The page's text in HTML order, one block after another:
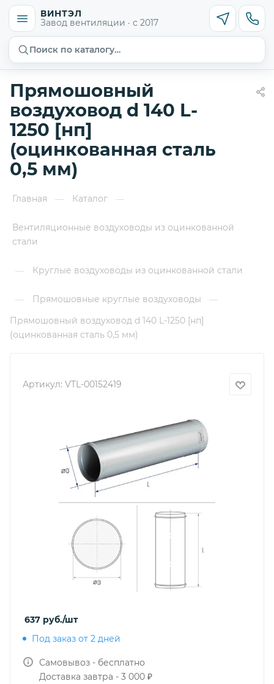
ВИНТЭЛ
Завод вентиляции · с 2017
Поиск по каталогу…
Прямошовный
воздуховод d 140 L-
1250 [нп]
(оцинкованная сталь
0,5 мм)
Главная — Каталог —
Вентиляционные воздуховоды из оцинкованной
стали
— Круглые воздуховоды из оцинкованной стали
— Прямошовные круглые воздуховоды
—
Прямошовный воздуховод d 140 L-1250 [нп]
(оцинкованная сталь 0,5 мм)
Артикул: VTL-00152419
637 руб./шт
Под заказ от 2 дней
Самовывоз - бесплатно
Доставка завтра - 3 000 ₽